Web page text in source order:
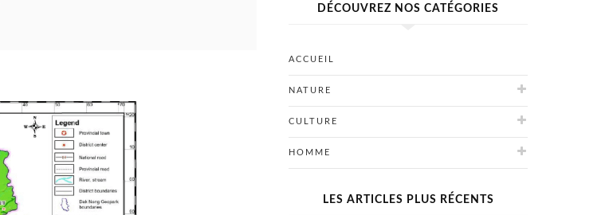
DÉCOUVREZ NOS CATÉGORIES
ACCUEIL
NATURE
CULTURE
HOMME
LES ARTICLES PLUS RÉCENTS